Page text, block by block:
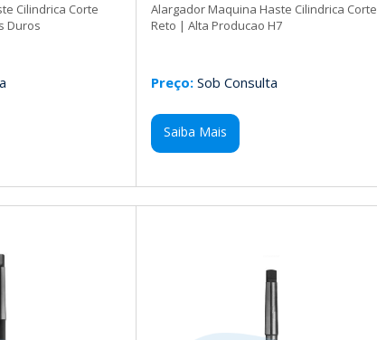
Cilindrica Corte
Duros
Alargador Maquina Haste Cilindrica Corte
Reto | Alta Producao H7
Preço: Sob Consulta
Saiba Mais